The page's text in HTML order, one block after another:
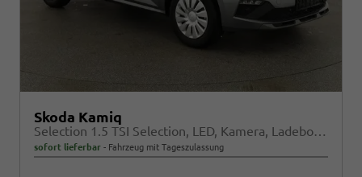
Skoda Kamiq
Selection 1.5 TSI Selection, LED, Kamera, Ladeboden, Winter
sofort lieferbar Fahrzeug mit Tageszulassung